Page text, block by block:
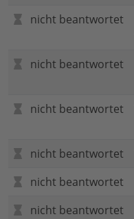
nicht beantwortet
nicht beantwortet
nicht beantwortet
nicht beantwortet
nicht beantwortet
nicht beantwortet